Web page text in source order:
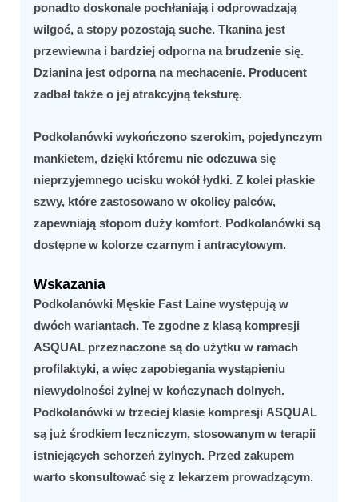
ponadto doskonale pochłaniają i odprowadzają
wilgoć, a stopy pozostają suche. Tkanina jest
przewiewna i bardziej odporna na brudzenie się.
Dzianina jest odporna na mechacenie. Producent
zadbał także o jej atrakcyjną teksturę.
Podkolanówki wykończono szerokim, pojedynczym
mankietem, dzięki któremu nie odczuwa się
nieprzyjemnego ucisku wokół łydki. Z kolei płaskie
szwy, które zastosowano w okolicy palców,
zapewniają stopom duży komfort. Podkolanówki są
dostępne w kolorze czarnym i antracytowym.
Wskazania
Podkolanówki Męskie Fast Laine występują w
dwóch wariantach. Te zgodne z klasą kompresji
ASQUAL przeznaczone są do użytku w ramach
profilaktyki, a więc zapobiegania wystąpieniu
niewydolności żylnej w kończynach dolnych.
Podkolanówki w trzeciej klasie kompresji ASQUAL
są już środkiem leczniczym, stosowanym w terapii
istniejących schorzeń żylnych. Przed zakupem
warto skonsultować się z lekarzem prowadzącym.